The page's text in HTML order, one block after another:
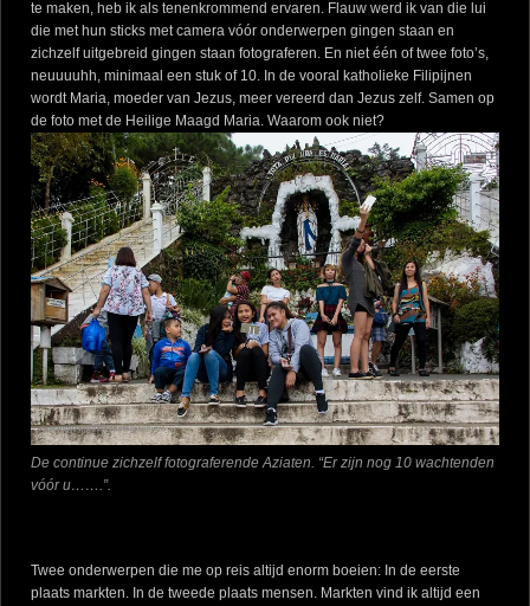
te maken, heb ik als tenenkrommend ervaren. Flauw werd ik van die lui
die met hun sticks met camera vóór onderwerpen gingen staan en
zichzelf uitgebreid gingen staan fotograferen. En niet één of twee foto’s,
neuuuuhh, minimaal een stuk of 10. In de vooral katholieke Filipijnen
wordt Maria, moeder van Jezus, meer vereerd dan Jezus zelf. Samen op
de foto met de Heilige Maagd Maria. Waarom ook niet?
De continue zichzelf fotograferende Aziaten. “Er zijn nog 10 wachtenden
vóór u…….”.
Twee onderwerpen die me op reis altijd enorm boeien: In de eerste
plaats markten. In de tweede plaats mensen. Markten vind ik altijd een